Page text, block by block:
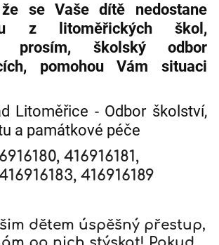
se Vaše dítě nedostane
z litoměřických škol,
prosím, školský odbor
pomohou Vám situaci
Litoměřice - Odbor školství,
a památkové péče
416916181,
416916189
dětem úspěšný přestup,